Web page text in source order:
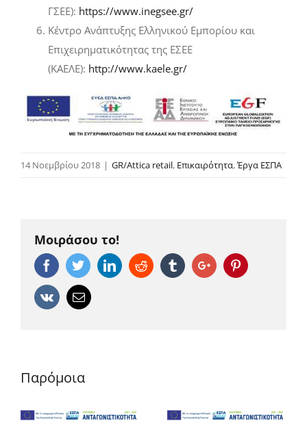
ΓΣΕΕ): https://www.inegsee.gr/
Κέντρο Ανάπτυξης Ελληνικού Εμπορίου και
Επιχειρηματικότητας της ΕΣΕΕ
(ΚΑΕΛΕ): http://www.kaele.gr/
14 Νοεμβρίου 2018 | GR/Attica retail, Επικαιρότητα,Έργα ΕΣΠΑ
Μοιράσου το!
FacebookTwitterLinkedinReddit TumblrGoogle+Pinterest
Vk Email
Παρόμοια